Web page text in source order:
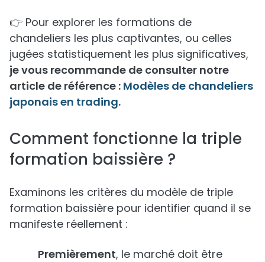
👉 Pour explorer les formations de
chandeliers les plus captivantes, ou celles
jugées statistiquement les plus significatives,
je vous recommande de consulter notre
article de référence : Modèles de chandeliers
japonais en trading.
Comment fonctionne la triple
formation baissière ?
Examinons les critères du modèle de triple
formation baissière pour identifier quand il se
manifeste réellement :
Premièrement, le marché doit être